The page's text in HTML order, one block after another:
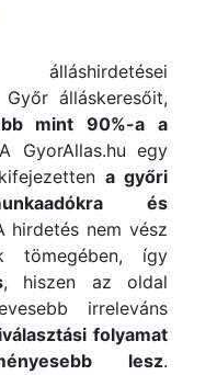
álláskeresőit,
mint 90%-a a
A GyorAllas.hu egy
a győri
és
hirdetés nem vész
tömegében, így
, hiszen az oldal
irreleváns
folyamat
lesz.